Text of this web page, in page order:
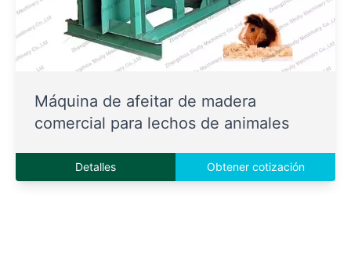
Máquina de afeitar de madera
comercial para lechos de animales
Detalles Obtener cotización